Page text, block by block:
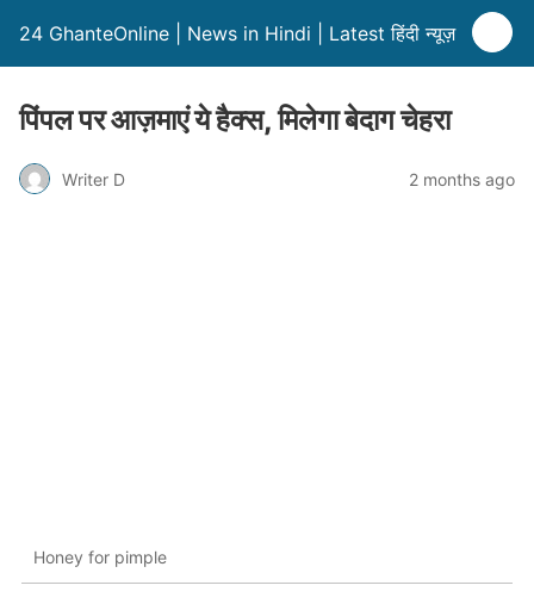
24 GhanteOnline | News in Hindi | Latest हिंदी न्यूज़
पिंपल पर आज़माएं ये हैक्स, मिलेगा बेदाग चेहरा
Writer D 2 months ago
Honey for pimple